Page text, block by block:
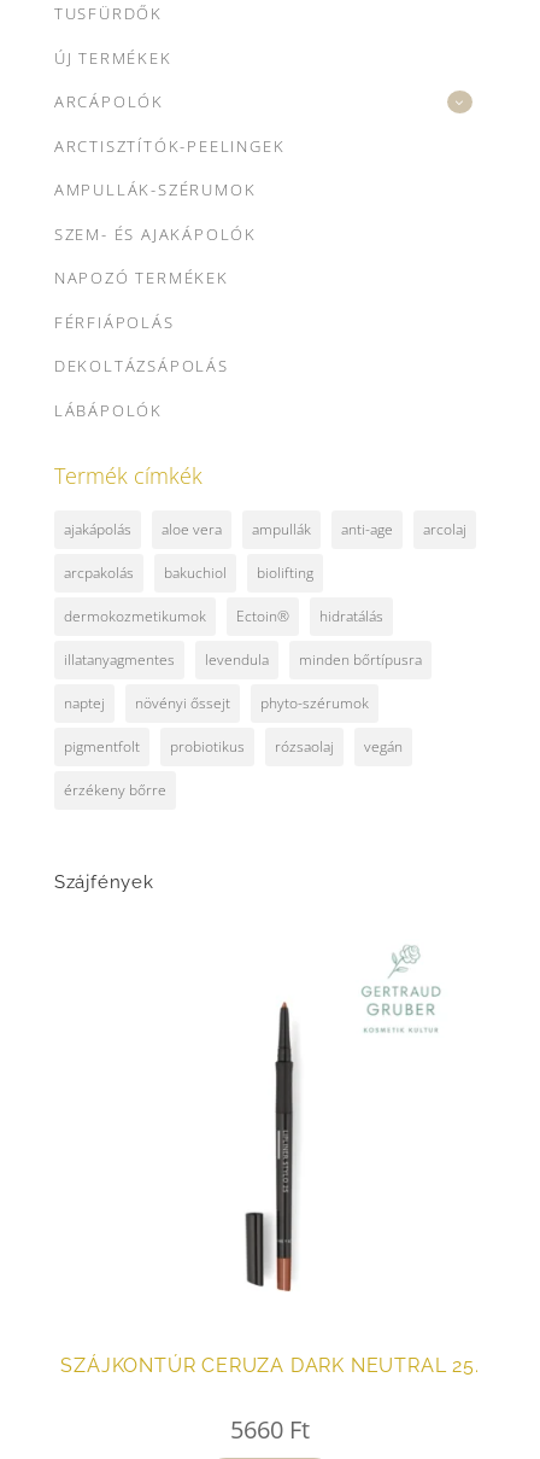
TUSFÜRDŐK
ÚJ TERMÉKEK
ARCÁPOLÓK
ARCTISZTÍTÓK-PEELINGEK
AMPULLÁK-SZÉRUMOK
SZEM- ÉS AJAKÁPOLÓK
NAPOZÓ TERMÉKEK
FÉRFIÁPOLÁS
DEKOLTÁZSÁPOLÁS
LÁBÁPOLÓK
Termék címkék
ajakápolás aloe vera ampullák anti-age arcolaj
arcpakolás bakuchiol biolifting
dermokozmetikumok Ectoin® hidratálás
illatanyagmentes levendula minden bőrtípusra
naptej növényi őssejt phyto-szérumok
pigmentfolt probiotikus rózsaolaj vegán
érzékeny bőrre
Szájfények
SZÁJKONTÚR CERUZA DARK NEUTRAL 25.
5660 Ft